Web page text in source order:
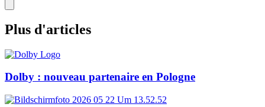
Plus d'articles
Dolby : nouveau partenaire en Pologne